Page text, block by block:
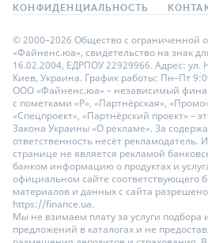
КОНФИДЕНЦИАЛЬНОСТЬ
© 2000–2026 Общество с ограниченной
«Файненс.юа», свидетельство на знак
16.02.2004, ЕДРПОУ 22929966. Адрес: ул.
Киев, Украина. График работы: Пн–Пт
ООО «Файненс.юа» – независимый
с пометками «Р», «Партнёрская»,
«Спецпроект», «Партнёрский проект» –
Закона Украины «О рекламе». За
ответственность несёт
странице не является рекламой
банком информацию о продуктах и
официальном сайте соответствующего
материалов и данных с сайта
https://finance.ua.
Мы не взимаем плату за услуги
предложений в каталогах и не